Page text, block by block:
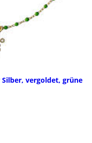
vergoldet, grüne